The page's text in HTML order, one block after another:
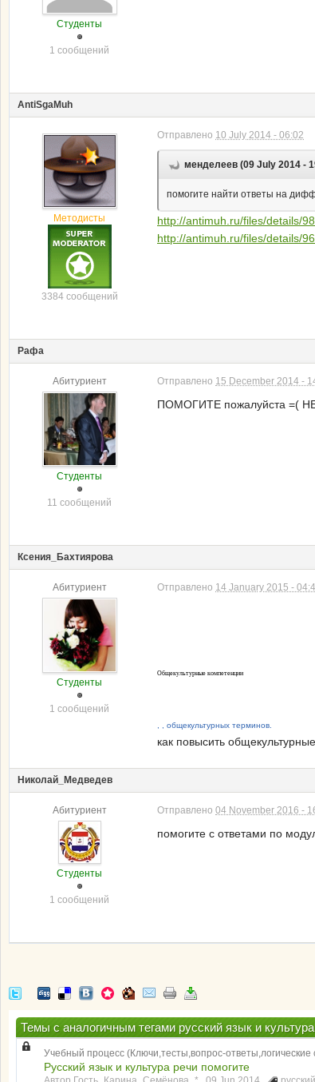
Студенты
1 сообщений
AntiSgaMuh
Методисты
3384 сообщений
Отправлено 10 July 2014 - 06:02
менделеев (09 July 2014 -
помогите найти ответы на
http://antimuh.ru/files/details/
http://antimuh.ru/files/details/
Рафа
Абитуриент
Студенты
11 сообщений
Отправлено 15 December 2014 -
ПОМОГИТЕ пожалуйста =(
Ксения_Бахтиярова
Абитуриент
Студенты
1 сообщений
Отправлено 14 January 2015 -
Общекультурные компетенции
, , общекультурных терминов.
как повысить
Николай_Медведев
Абитуриент
Студенты
1 сообщений
Отправлено 04 November 2016 -
помогите с ответами по
Темы с аналогичным тегами русский язык и
Учебный процесс (Ключи,тесты,вопрос-
Русский язык и культура речи помогите